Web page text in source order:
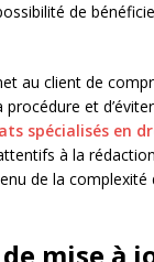
de
au client de
et
spécialisés en
à la
de la complexité